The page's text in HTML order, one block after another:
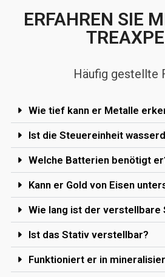
ERFAHREN SIE
Häufig gestellte
Wie tief kann er Metalle
Ist die Steuereinheit
Welche Batterien benötigt
Kann er Gold von Eisen
Wie lang ist der verstellbare
Ist das Stativ verstellbar?
Funktioniert er in